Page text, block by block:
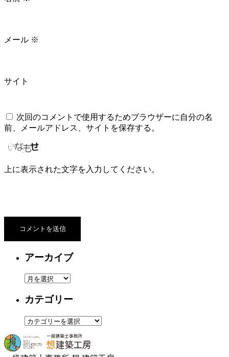
メール ※
サイト
次回のコメントで使用するためブラウザーに自分の名
前、メールアドレス、サイトを保存する。
上に表示された文字を入力してください。
アーカイブ
ア
カ
ブ
カテゴリー
カ
ゴ
リ